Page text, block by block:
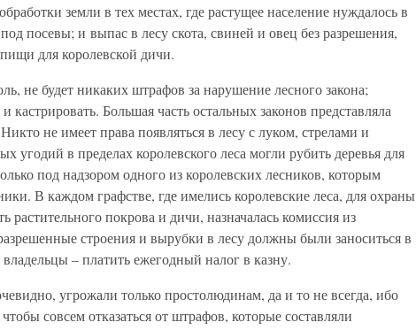
земли в тех местах, где растущее население нуждалось в
посевы; и выпас в лесу скота, свиней и овец без разрешения,
для королевской дичи.
не будет никаких штрафов за нарушение лесного закона;
кастрировать. Большая часть остальных законов представляла
не имеет права появляться в лесу с луком, стрелами и
угодий в пределах королевского леса могли рубить деревья для
под надзором одного из королевских лесников, которым
В каждом графстве, где имелись королевские леса, для охраны
растительного покрова и дичи, назначалась комиссия из
строения и вырубки в лесу должны были заноситься в
– платить ежегодный налог в казну.
угрожали только простолюдинам, да и то не всегда, ибо
совсем отказаться от штрафов, которые составляли